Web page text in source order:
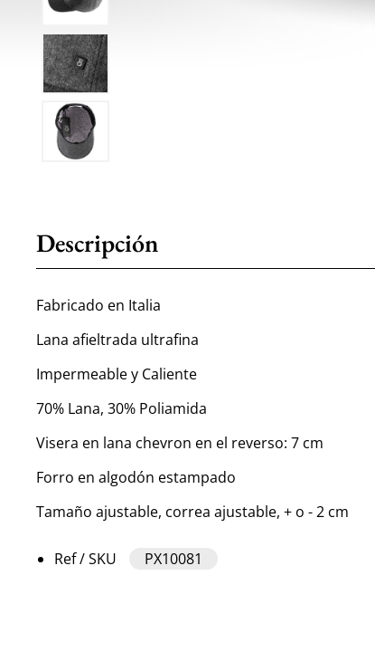
Descripción
Fabricado en Italia
Lana afieltrada ultrafina
Impermeable y Caliente
70% Lana, 30% Poliamida
Visera en lana chevron en el reverso: 7 cm
Forro en algodón estampado
Tamaño ajustable, correa ajustable, + o - 2 cm
Ref / SKU PX10081